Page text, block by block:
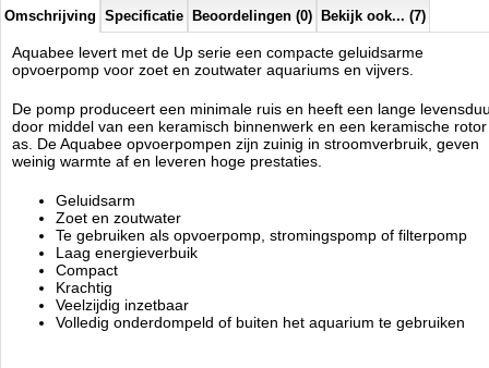
Omschrijving Specificatie Beoordelingen (0) Bekijk ook... (7)
Aquabee levert met de Up serie een compacte geluidsarme
opvoerpomp voor zoet en zoutwater aquariums en vijvers.
De pomp produceert een minimale ruis en heeft een lange
door middel van een keramisch binnenwerk en een keramische rotor
as. De Aquabee opvoerpompen zijn zuinig in stroomverbruik, geven
weinig warmte af en leveren hoge prestaties.
Geluidsarm
Zoet en zoutwater
Te gebruiken als opvoerpomp, stromingspomp of filterpomp
Laag energieverbuik
Compact
Krachtig
Veelzijdig inzetbaar
Volledig onderdompeld of buiten het aquarium te gebruiken